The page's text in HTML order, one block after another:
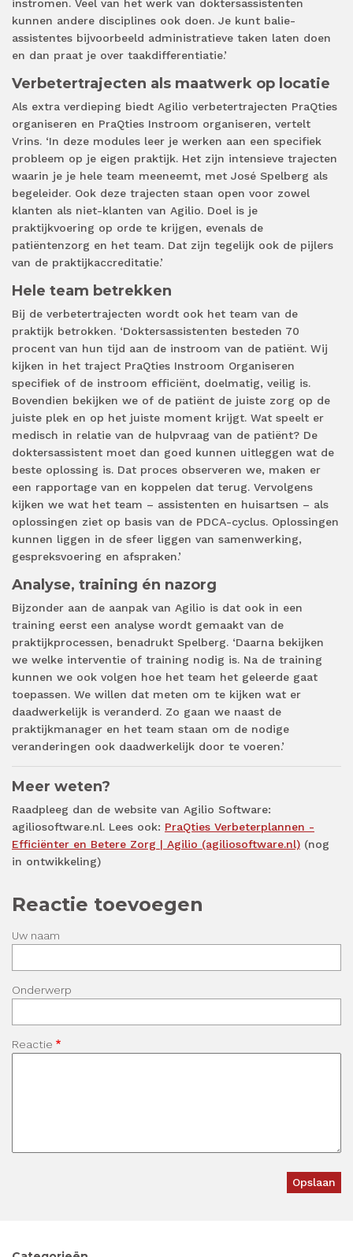
instromen. Veel van het werk van doktersassistenten
kunnen andere disciplines ook doen. Je kunt balie-
assistentes bijvoorbeeld administratieve taken laten doen
en dan praat je over taakdifferentiatie.’
Verbetertrajecten als maatwerk op locatie
Als extra verdieping biedt Agilio verbetertrajecten PraQties
organiseren en PraQties Instroom organiseren, vertelt
Vrins. ‘In deze modules leer je werken aan een specifiek
probleem op je eigen praktijk. Het zijn intensieve trajecten
waarin je je hele team meeneemt, met José Spelberg als
begeleider. Ook deze trajecten staan open voor zowel
klanten als niet-klanten van Agilio. Doel is je
praktijkvoering op orde te krijgen, evenals de
patiëntenzorg en het team. Dat zijn tegelijk ook de pijlers
van de praktijkaccreditatie.’
Hele team betrekken
Bij de verbetertrajecten wordt ook het team van de
praktijk betrokken. ‘Doktersassistenten besteden 70
procent van hun tijd aan de instroom van de patiënt. Wij
kijken in het traject PraQties Instroom Organiseren
specifiek of de instroom efficiënt, doelmatig, veilig is.
Bovendien bekijken we of de patiënt de juiste zorg op de
juiste plek en op het juiste moment krijgt. Wat speelt er
medisch in relatie van de hulpvraag van de patiënt? De
doktersassistent moet dan goed kunnen uitleggen wat de
beste oplossing is. Dat proces observeren we, maken er
een rapportage van en koppelen dat terug. Vervolgens
kijken we wat het team – assistenten en huisartsen – als
oplossingen ziet op basis van de PDCA-cyclus. Oplossingen
kunnen liggen in de sfeer liggen van samenwerking,
gespreksvoering en afspraken.’
Analyse, training én nazorg
Bijzonder aan de aanpak van Agilio is dat ook in een
training eerst een analyse wordt gemaakt van de
praktijkprocessen, benadrukt Spelberg. ‘Daarna bekijken
we welke interventie of training nodig is. Na de training
kunnen we ook volgen hoe het team het geleerde gaat
toepassen. We willen dat meten om te kijken wat er
daadwerkelijk is veranderd. Zo gaan we naast de
praktijkmanager en het team staan om de nodige
veranderingen ook daadwerkelijk door te voeren.’
Meer weten?
Raadpleeg dan de website van Agilio Software:
agiliosoftware.nl. Lees ook: PraQties Verbeterplannen -
Efficiënter en Betere Zorg | Agilio (agiliosoftware.nl) (nog
in ontwikkeling)
Reactie toevoegen
Uw naam
Onderwerp
Reactie